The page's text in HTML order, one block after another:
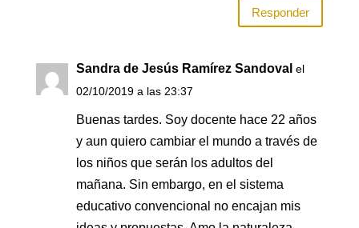
Responder
Sandra de Jesús Ramírez Sandoval el
02/10/2019 a las 23:37
Buenas tardes. Soy docente hace 22 años
y aun quiero cambiar el mundo a través de
los niños que serán los adultos del
mañana. Sin embargo, en el sistema
educativo convencional no encajan mis